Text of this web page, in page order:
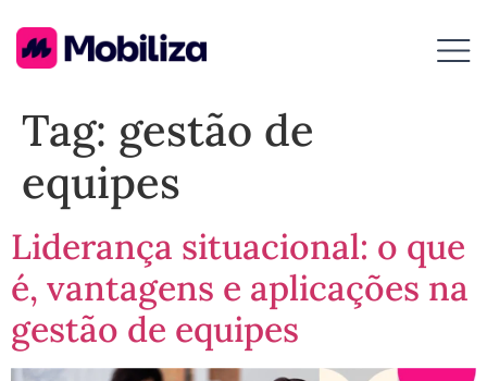
Tag: gestão de
equipes
Liderança situacional: o que
é, vantagens e aplicações na
gestão de equipes